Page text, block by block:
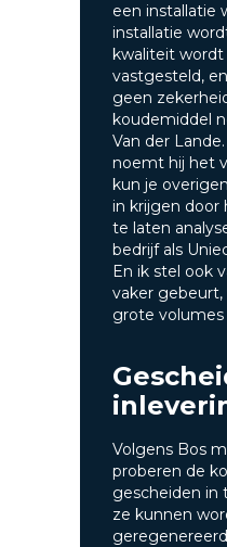
een installatie
installatie
kwaliteit wordt
vastgesteld,
geen
koudemiddel
Van der
noemt hij het
kun je
in krijgen door
te laten
bedrijf als
En ik stel ook
vaker gebeurt,
grote volumes
Volgens Bos
proberen de
gescheiden in
ze kunnen